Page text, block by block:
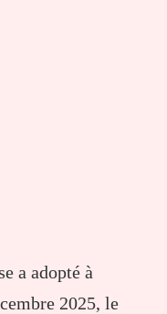
a adopté à
2025, le